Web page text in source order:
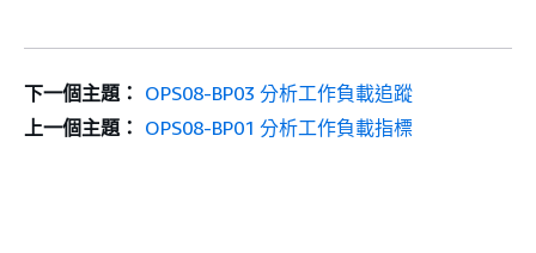
下一個主題： OPS08-BP03 分析工作負載追蹤
上一個主題： OPS08-BP01 分析工作負載指標